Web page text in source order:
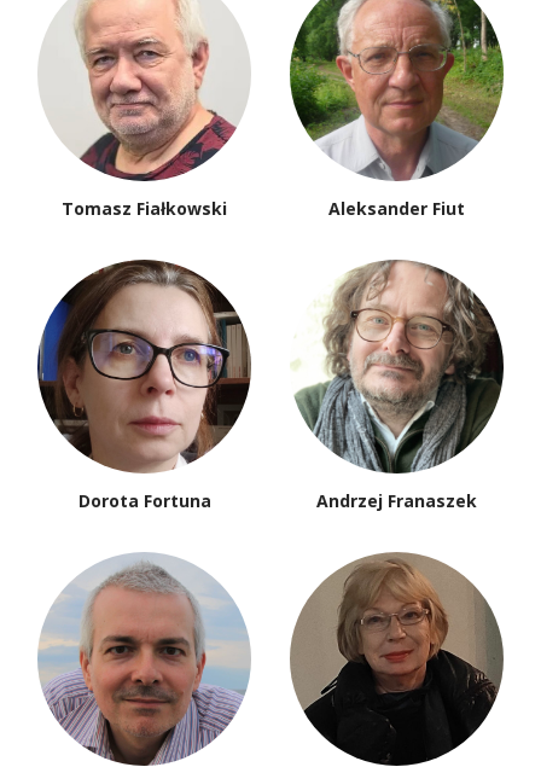
Tomasz Fiałkowski Aleksander Fiut
Dorota Fortuna Andrzej Franaszek